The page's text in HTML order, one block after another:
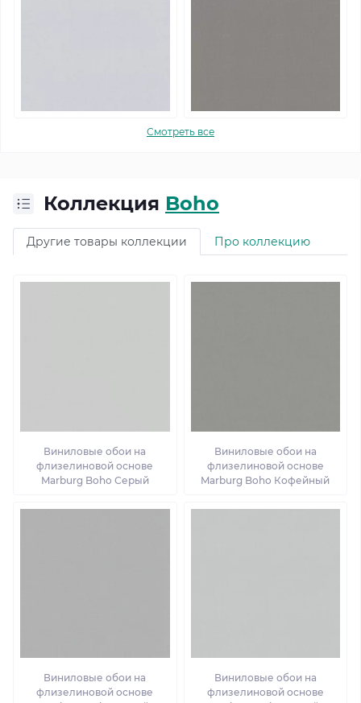
Смотреть все
Коллекция Boho
Другие товары коллекции Про коллекцию
Виниловые обои на
флизелиновой основе
Marburg Boho Серый
Виниловые обои на
флизелиновой основе
Marburg Boho Кофейный
Виниловые обои на
флизелиновой основе
Виниловые обои на
флизелиновой основе